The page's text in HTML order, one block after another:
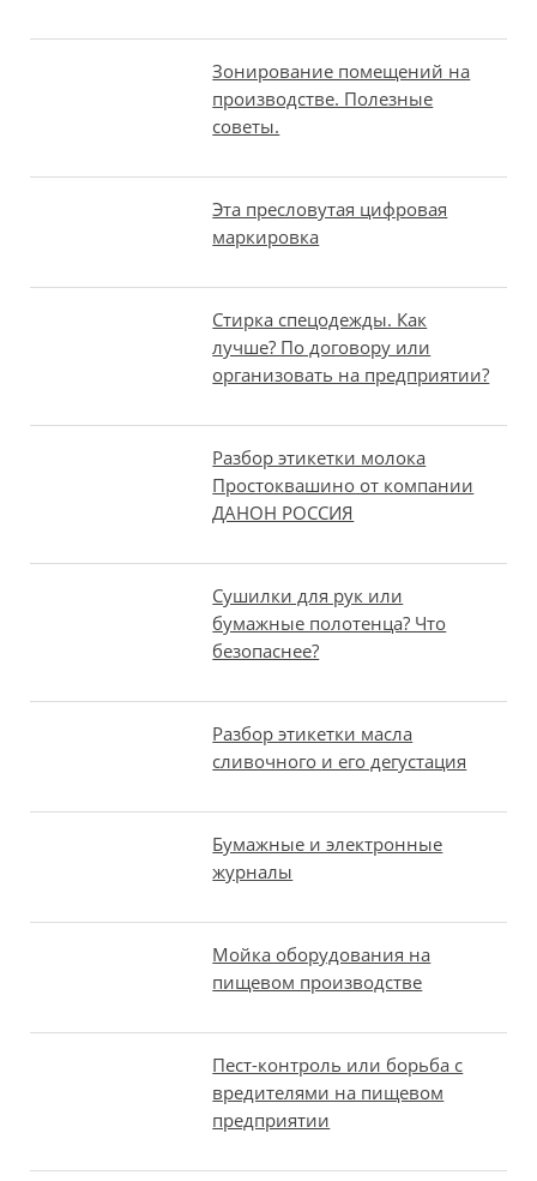
Зонирование помещений на
производстве. Полезные
советы.
Эта пресловутая цифровая
маркировка
Стирка спецодежды. Как
лучше? По договору или
организовать на предприятии?
Разбор этикетки молока
Простоквашино от компании
ДАНОН РОССИЯ
Сушилки для рук или
бумажные полотенца? Что
безопаснее?
Разбор этикетки масла
сливочного и его дегустация
Бумажные и электронные
журналы
Мойка оборудования на
пищевом производстве
Пест-контроль или борьба с
вредителями на пищевом
предприятии